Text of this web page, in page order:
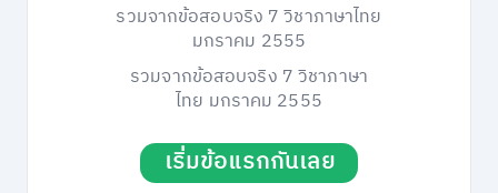
รวมจากข้อสอบจริง 7 วิชาภาษาไทย
มกราคม 2555
รวมจากข้อสอบจริง 7 วิชาภาษา
ไทย มกราคม 2555
เริ่มข้อแรกกันเลย